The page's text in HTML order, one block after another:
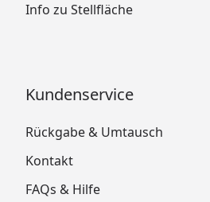
Info zu Stellfläche
Kundenservice
Rückgabe & Umtausch
Kontakt
FAQs & Hilfe